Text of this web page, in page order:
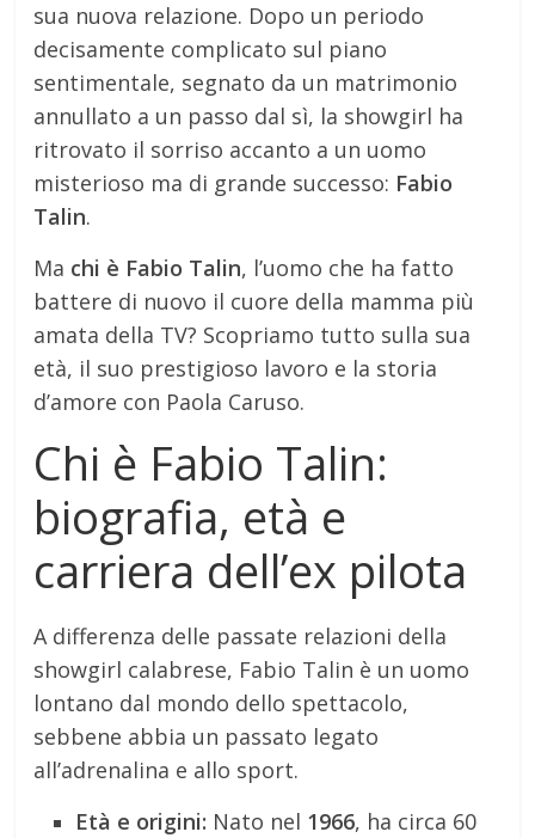
sua nuova relazione. Dopo un periodo
decisamente complicato sul piano
sentimentale, segnato da un matrimonio
annullato a un passo dal sì, la showgirl ha
ritrovato il sorriso accanto a un uomo
misterioso ma di grande successo: Fabio
Talin.
Ma chi è Fabio Talin, l’uomo che ha fatto
battere di nuovo il cuore della mamma più
amata della TV? Scopriamo tutto sulla sua
età, il suo prestigioso lavoro e la storia
d’amore con Paola Caruso.
Chi è Fabio Talin:
biografia, età e
carriera dell’ex pilota
A differenza delle passate relazioni della
showgirl calabrese, Fabio Talin è un uomo
lontano dal mondo dello spettacolo,
sebbene abbia un passato legato
all’adrenalina e allo sport.
Età e origini: Nato nel 1966, ha circa 60